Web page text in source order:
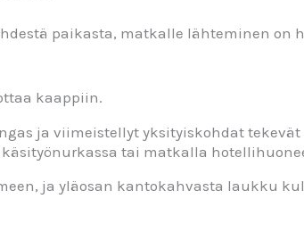
paikasta, matkalle lähteminen on
kaappiin.
ja viimeistellyt yksityiskohdat
tai matkalla
ja yläosan kantokahvasta laukku